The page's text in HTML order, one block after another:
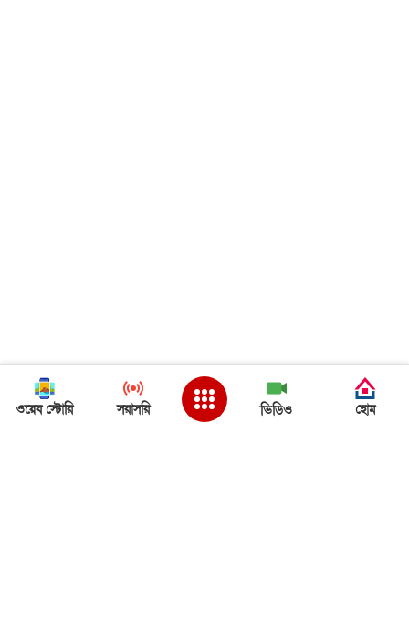
ওয়েব স্টোরি সরাসরি ভিডিও হোম